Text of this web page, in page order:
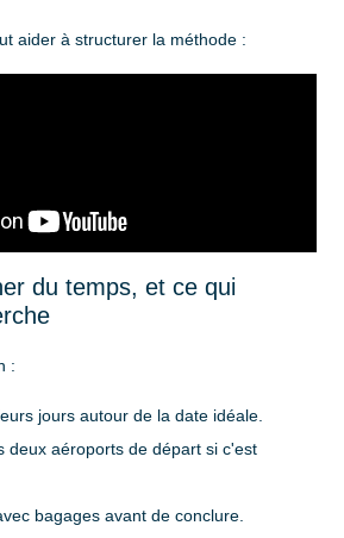
aider à structurer la méthode :
du temps, et ce qui
:
jours autour de la date idéale.
deux aéroports de départ si c'est
bagages avant de conclure.